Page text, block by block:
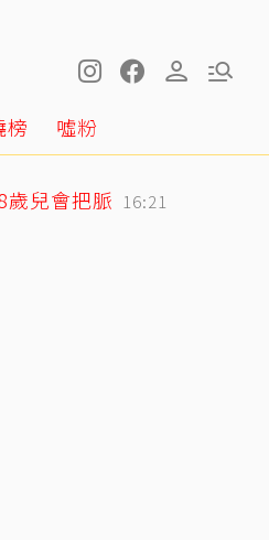
榜 噓粉
兒會把脈 16:21